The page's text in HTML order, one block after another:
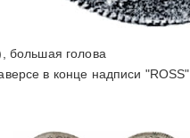
большая голова
в конце надписи "ROSS"